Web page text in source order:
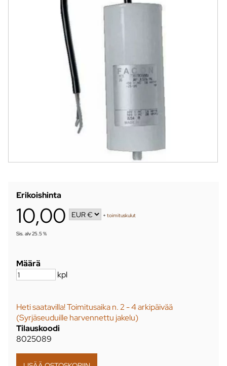
Erikoishinta
10,00 +toimituskulut
Sis. alv 25.5 %
Määrä
kpl
Heti saatavilla! Toimitusaika n. 2 - 4 arkipäivää
(Syrjäseuduille harvennettu jakelu)
Tilauskoodi
8025089